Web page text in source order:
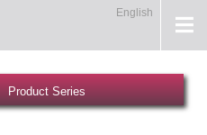
English
Product Series